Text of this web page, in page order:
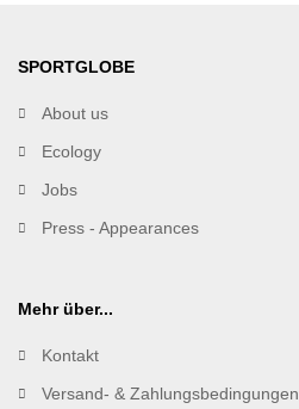
SPORTGLOBE
About us
Ecology
Jobs
Press - Appearances
Mehr über...
Kontakt
Versand- & Zahlungsbedingungen